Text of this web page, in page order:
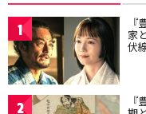
1 家
伏
2